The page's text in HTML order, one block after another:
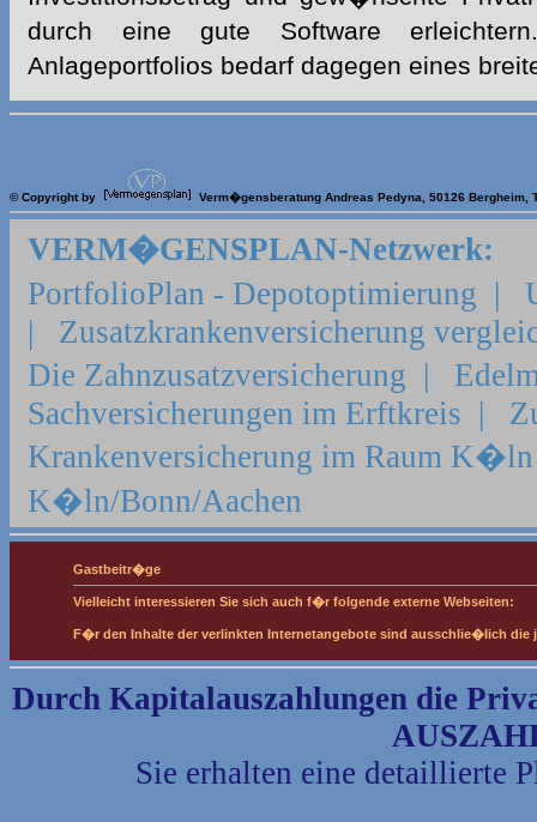
durch eine gute Software
Anlageportfolios bedarf dagegen eines
© Copyright by Verm�gensberatung Andreas Pedyna, 50126 Bergheim,
VERM�GENSPLAN-Netzwerk:
PortfolioPlan - Depotoptimierung |
| Zusatzkrankenversicherung
Die Zahnzusatzversicherung |
Sachversicherungen im Erftkreis |
Krankenversicherung im Raum K�ln
K�ln/Bonn/Aachen
Gastbeitr�ge
Vielleicht interessieren Sie sich auch f�r folgende externe Webseiten:
F�r den Inhalte der verlinkten Internetangebote sind ausschlie�lich die
Durch Kapitalauszahlungen die
Sie erhalten eine detaillierte